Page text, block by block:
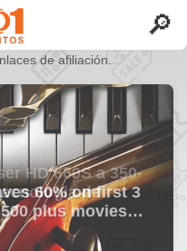
de afiliación.
60% on first 3
plus movies…